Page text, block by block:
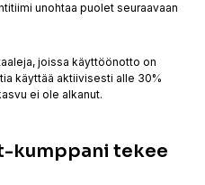
unohtaa puolet seuraavaan
joissa käyttöönotto on
käyttää aktiivisesti alle 30%
ei ole alkanut.
kumppani tekee